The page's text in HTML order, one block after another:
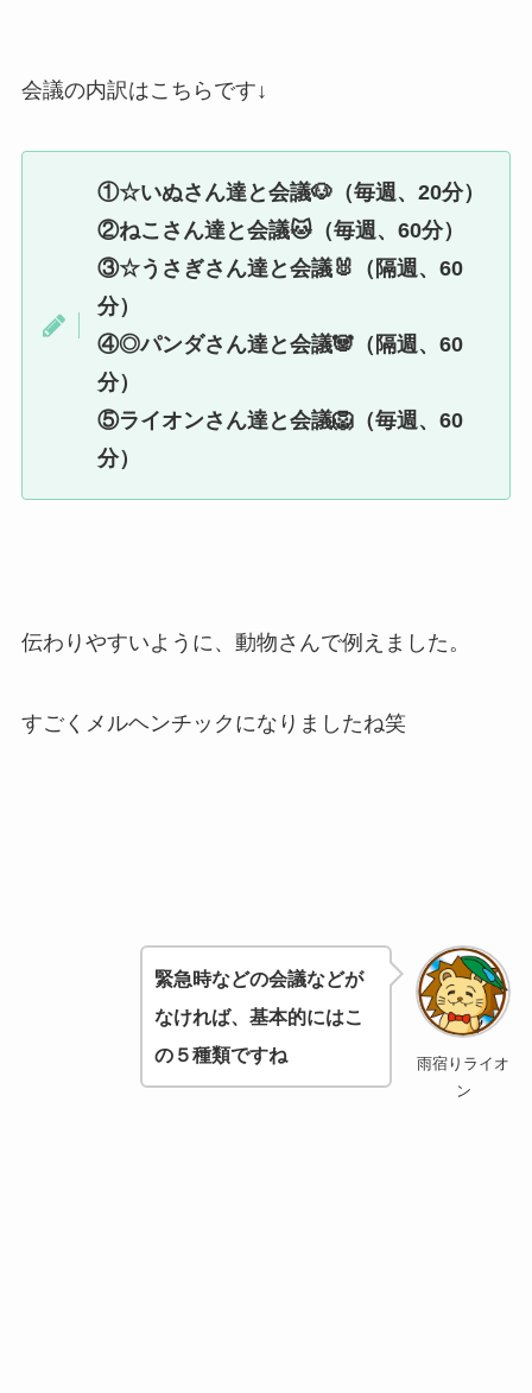
会議の内訳はこちらです↓
①☆いぬさん達と会議🐶（毎週、20分）
②ねこさん達と会議🐱（毎週、60分）
③☆うさぎさん達と会議🐰（隔週、60
分）
④◎パンダさん達と会議🐼（隔週、60
分）
⑤ライオンさん達と会議🦁（毎週、60
分）
伝わりやすいように、動物さんで例えました。
すごくメルヘンチックになりましたね笑
雨宿りライオ
ン
緊急時などの会議などが
なければ、 基本的にはこ
の５種類ですね